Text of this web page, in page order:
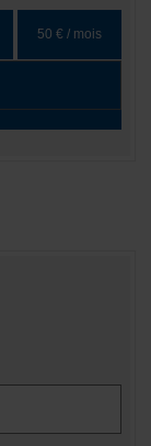
50 € / mois